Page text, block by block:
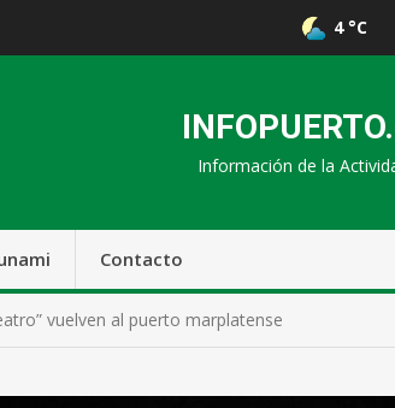
4 °C
Información de la
Contacto
vuelven al puerto marplatense